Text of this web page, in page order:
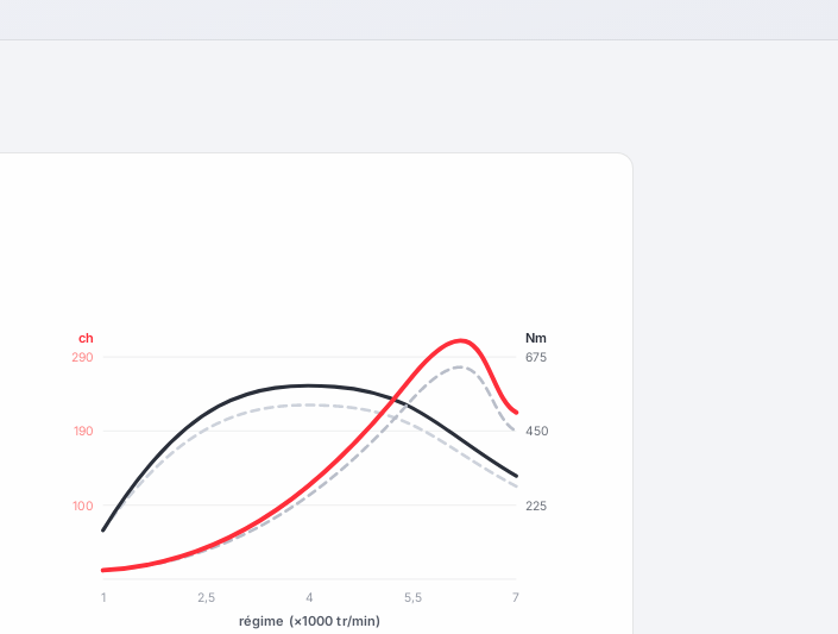
100
190
290
225
450
675
ch Nm
1 2,5 4 5,5 7
régime (×1000 tr/min)